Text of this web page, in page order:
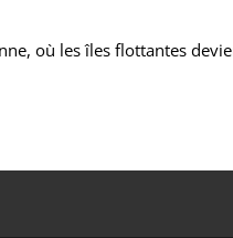
où les îles flottantes